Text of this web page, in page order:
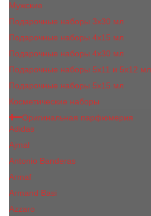
Мужские
Подарочные наборы 3х30 мл
Подарочные наборы 4x15 мл
Подарочные наборы 4x30 мл
Подарочные наборы 5x11 и 5х12 мл
Подарочные наборы 5x15 мл
Косметические наборы
Оригинальная парфюмерия
Adidas
Ajmal
Antonio Banderas
Armaf
Armand Basi
Azzaro